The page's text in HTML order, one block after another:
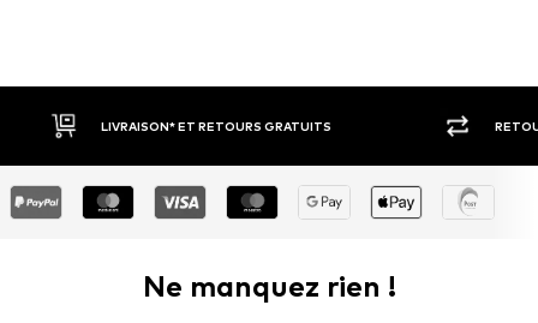
LIVRAISON* ET RETOURS GRATUITS RETOUR SOUS 30
Ne manquez rien !